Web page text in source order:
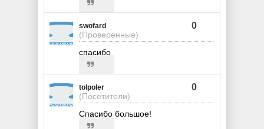
swofard
(Проверенные)
0
спасибо
tolpoler
(Посетители)
0
Спасибо большое!